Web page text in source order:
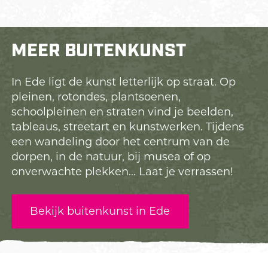
MEER BUITENKUNST
In Ede ligt de kunst letterlijk op straat. Op
pleinen, rotondes, plantsoenen,
schoolpleinen en straten vind je beelden,
tableaus, streetart en kunstwerken. Tijdens
een wandeling door het centrum van de
dorpen, in de natuur, bij musea of op
onverwachte plekken... Laat je verrassen!
Bekijk buitenkunst in Ede